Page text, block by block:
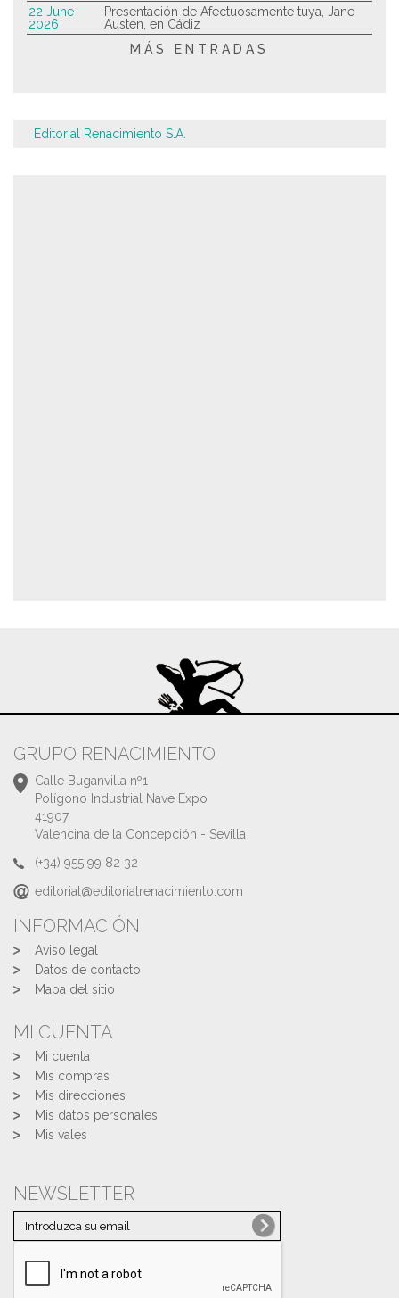
22 June
2026
Presentación de Afectuosamente tuya, Jane
Austen, en Cádiz
MÁS ENTRADAS
Editorial Renacimiento S.A.
GRUPO RENACIMIENTO
Calle Buganvilla nº1
Polígono Industrial Nave Expo
41907
Valencina de la Concepción - Sevilla
(+34) 955 99 82 32
editorial@editorialrenacimiento.com
INFORMACIÓN
Aviso legal
Datos de contacto
Mapa del sitio
MI CUENTA
Mi cuenta
Mis compras
Mis direcciones
Mis datos personales
Mis vales
NEWSLETTER